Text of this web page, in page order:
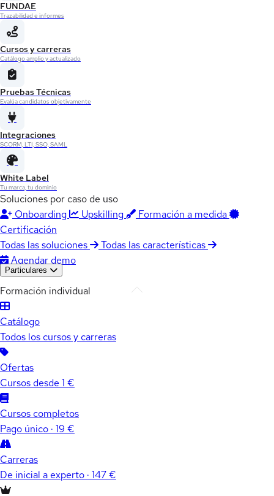
FUNDAE
Trazabilidad e informes
Cursos y carreras
Catálogo amplio y actualizado
Pruebas Técnicas
Evalúa candidatos objetivamente
Integraciones
SCORM, LTI, SSO, SAML
White Label
Tu marca, tu dominio
Soluciones por caso de uso
Onboarding
Upskilling
Formación a medida
Certificación
Todas las soluciones
Todas las características
Agendar demo
Particulares
Formación individual
Catálogo
Todos los cursos y carreras
Ofertas
Cursos desde 1 €
Cursos completos
Pago único · 19 €
Carreras
De inicial a experto · 147 €